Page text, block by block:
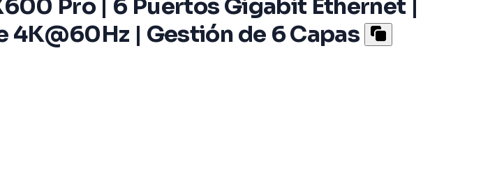
Pro | 6 Puertos Gigabit Ethernet |
4K@60Hz | Gestión de 6 Capas